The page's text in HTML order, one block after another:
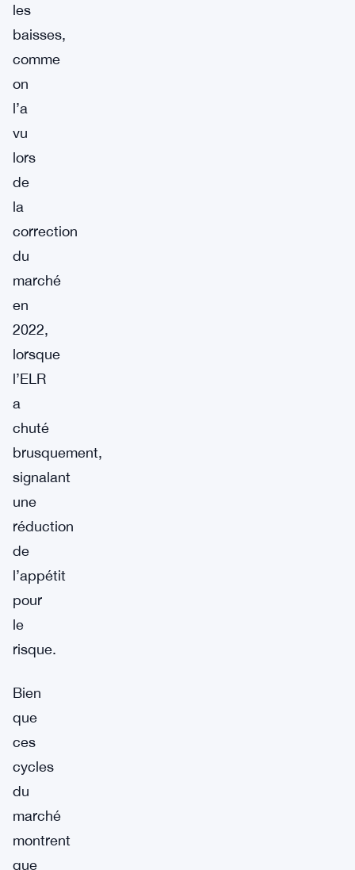
les
baisses,
comme
on
l’a
vu
lors
de
la
correction
du
marché
en
2022,
lorsque
l’ELR
a
chuté
brusquement,
signalant
une
réduction
de
l’appétit
pour
le
risque.
Bien
que
ces
cycles
du
marché
montrent
que